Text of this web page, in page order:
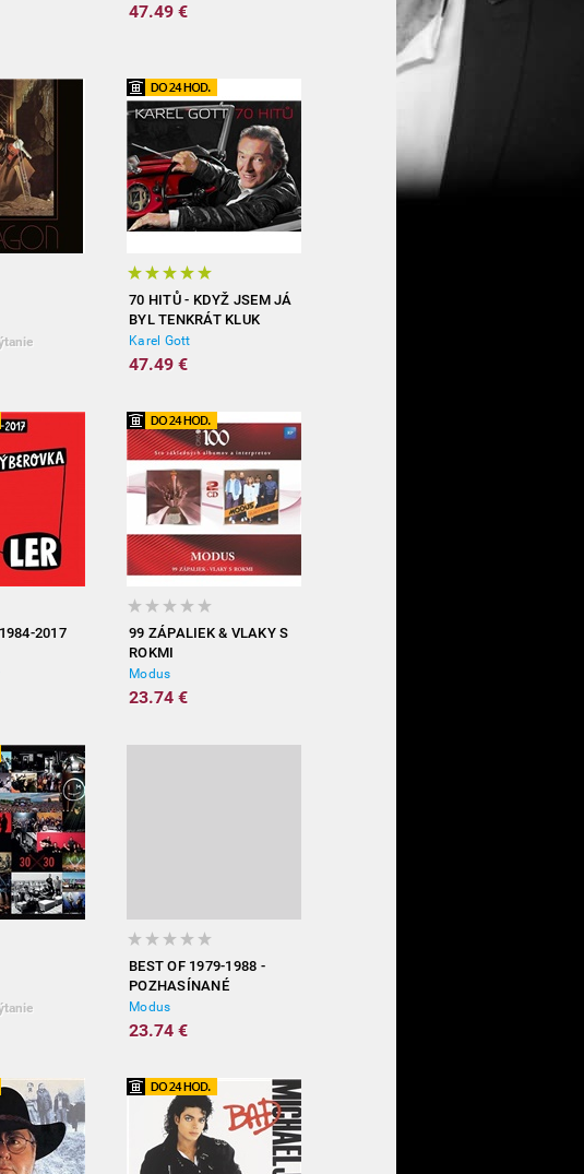
47.49 €
70 HITŮ - KDYŽ JSEM JÁ
BYL TENKRÁT KLUK
(3CD)
Karel Gott
47.49 €
2017
99 ZÁPALIEK & VLAKY S
ROKMI
Modus
23.74 €
BEST OF 1979-1988 -
POZHASÍNANÉ
Modus
23.74 €